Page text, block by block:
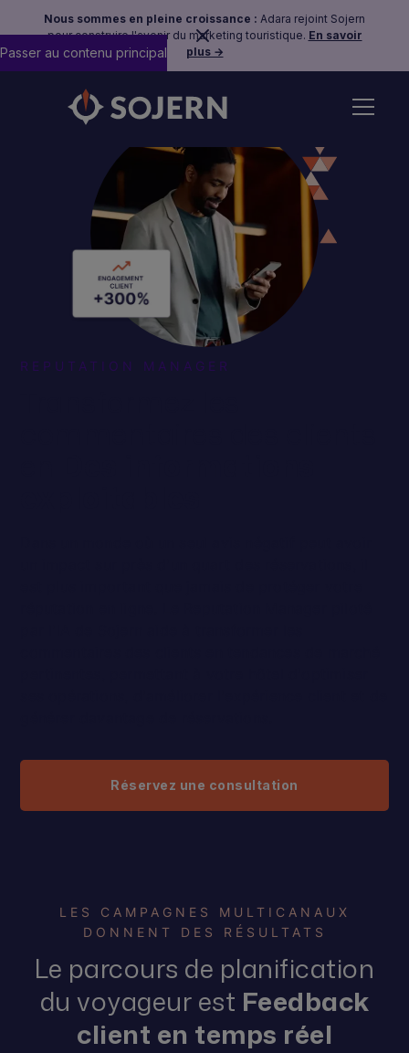
Nous sommes en pleine croissance : Adara rejoint Sojern
pour construire l'avenir du marketing touristique. En savoir
plus →
Passer au contenu principal
REPUTATION MANAGER
Réservez une consultation
LES CAMPAGNES MULTICANAUX
DONNENT DES RÉSULTATS
Le parcours de planification
du voyageur est Feedback
client en temps réel